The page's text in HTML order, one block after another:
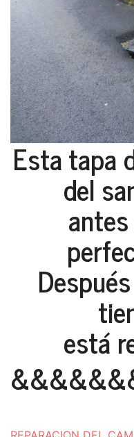
Esta tapa
del
está